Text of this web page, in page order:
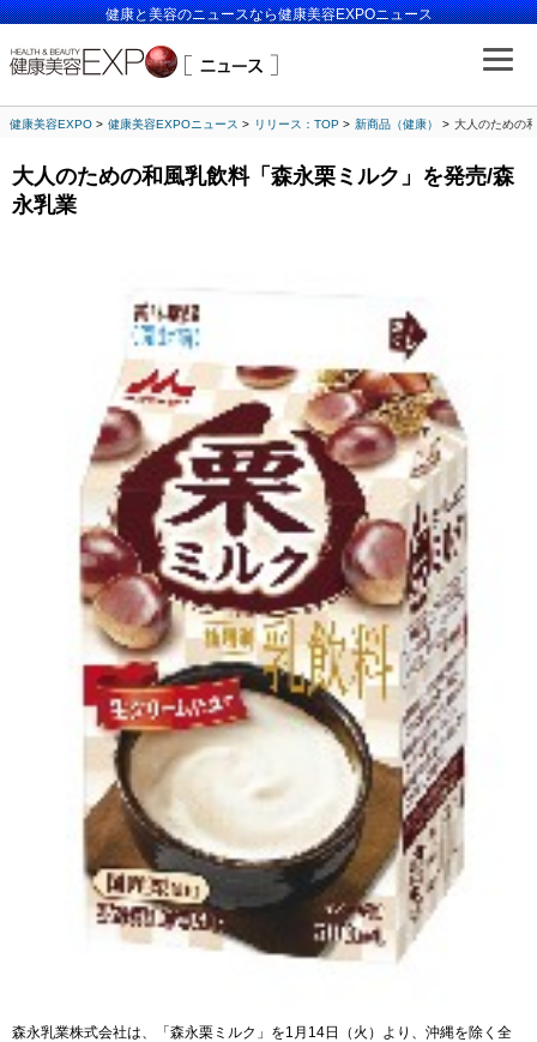
健康と美容のニュースなら健康美容EXPOニュース
健康美容EXPO 健康美容EXPOニュース リリース：TOP 新商品（健康） 大人のための
大人のための和風乳飲料「森永栗ミルク」を発売/森
永乳業
森永乳業株式会社は、「森永栗ミルク」を1月14日（火）より、沖縄を除く全